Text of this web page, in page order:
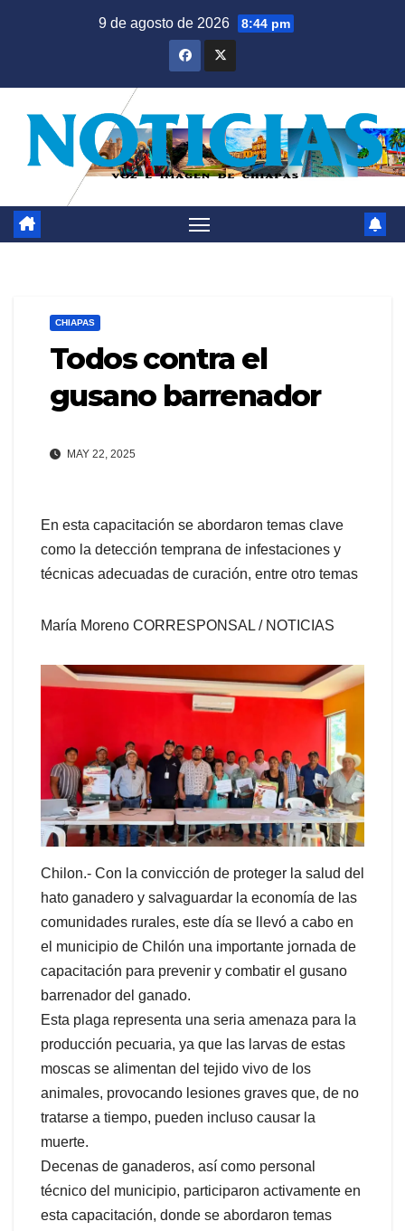
9 de agosto de 2026 8:44 pm
CHIAPAS
Todos contra el
gusano barrenador
MAY 22, 2025
En esta capacitación se abordaron temas clave
como la detección temprana de infestaciones y
técnicas adecuadas de curación, entre otro temas
María Moreno CORRESPONSAL / NOTICIAS
Chilon.- Con la convicción de proteger la salud del
hato ganadero y salvaguardar la economía de las
comunidades rurales, este día se llevó a cabo en
el municipio de Chilón una importante jornada de
capacitación para prevenir y combatir el gusano
barrenador del ganado.
Esta plaga representa una seria amenaza para la
producción pecuaria, ya que las larvas de estas
moscas se alimentan del tejido vivo de los
animales, provocando lesiones graves que, de no
tratarse a tiempo, pueden incluso causar la
muerte.
Decenas de ganaderos, así como personal
técnico del municipio, participaron activamente en
esta capacitación, donde se abordaron temas